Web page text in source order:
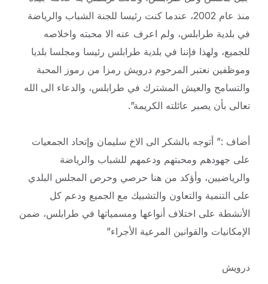
منذ عام 2002، عندما كنت رئيسا للجنة الشباب والرياضة
في بلدية طرابلس، ولم اعرف عنه الا محبته واخلاصه
للجميع، ولهذا فإننا في بلدية طرابلس رئيسا ومجلسا بلديا
وموظفين نعتبر المرحوم درويش رمزا من رموز المحبة
والتسامح والعيش المشترك في طرابلس، والدعاء الى الله
تعالى بأن يصبر عائلته الكريمة”.
أضاف :” أتوجه بالشكر الى الاخ سليمان وإتحاد الجمعيات
على جهودهم ومحبتهم ودعمهم للشباب والرياضة
والرياضيين، وأؤكد من هنا حرصي وحرص المجلس البلدي
على التنمية والتعاون والتشبيك مع الجميع ودعم كل
الأنشطة على اختلاف أنواعها ومسمياتها في طرابلس، ضمن
الإمكانيات والقوانين المرعية الأجراء”
درويش